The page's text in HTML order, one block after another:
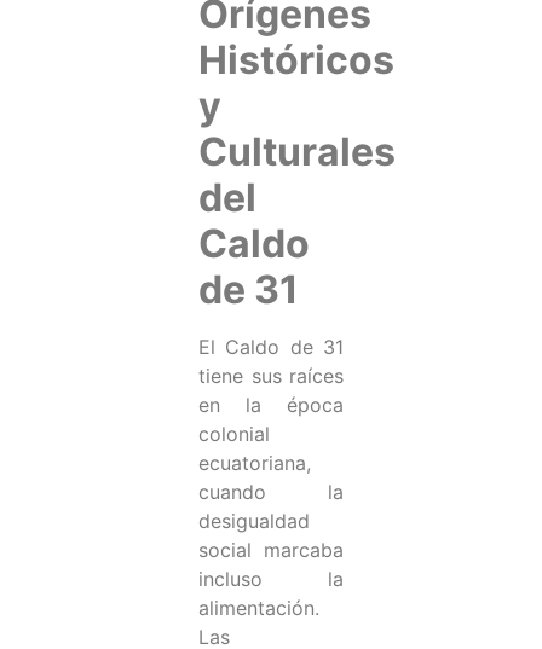
Orígenes
Históricos
y
Culturales
del
Caldo
de 31
El Caldo de 31
tiene sus raíces
en la época
colonial
ecuatoriana,
cuando la
desigualdad
social marcaba
incluso la
alimentación.
Las